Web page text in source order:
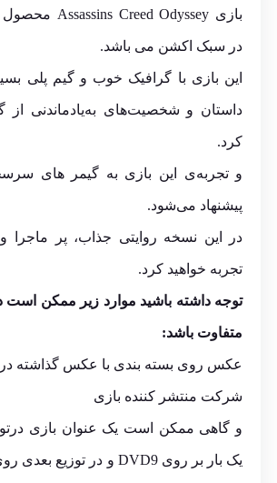
بازی Assassins Creed Odyssey محصول شرکت
در سبک اکشن می باشد.
این بازی با گرافیک خوب و گیم پلی
داستان و شخصیت‌های به‌یادماندنی از
کرد.
و تجربه‌ی این بازی به گیمر های
پیشنهاد می‌شود.
در این نسخه روایتی جذاب، پر ماجرا و
تجربه خواهید کرد.
توجه داشته باشید موارد زیر ممکن
متفاوت باشد:
عکس روی بسته بندی با عکس گذاشته
شرکت منتشر کننده بازی
و گاهی ممکن است یک عنوان بازی